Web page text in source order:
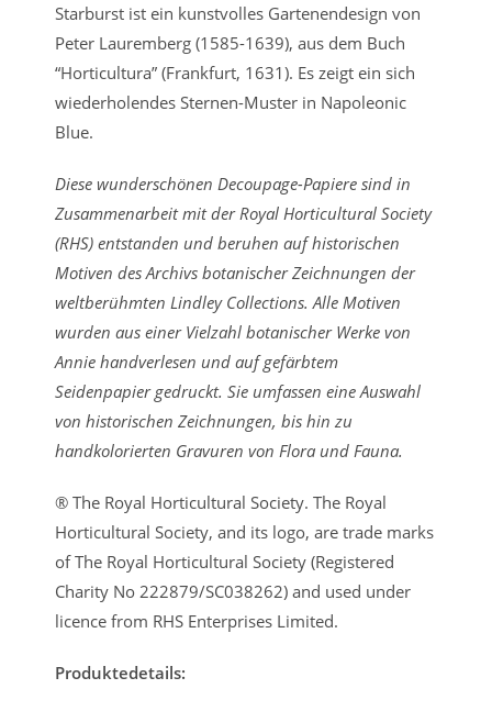
Starburst ist ein kunstvolles Gartenendesign von
Peter Lauremberg (1585-1639), aus dem Buch
“Horticultura” (Frankfurt, 1631). Es zeigt ein sich
wiederholendes Sternen-Muster in Napoleonic
Blue.
Diese wunderschönen Decoupage-Papiere sind in
Zusammenarbeit mit der Royal Horticultural Society
(RHS) entstanden und beruhen auf historischen
Motiven des Archivs botanischer Zeichnungen der
weltberühmten Lindley Collections. Alle Motiven
wurden aus einer Vielzahl botanischer Werke von
Annie handverlesen und auf gefärbtem
Seidenpapier gedruckt. Sie umfassen eine Auswahl
von historischen Zeichnungen, bis hin zu
handkolorierten Gravuren von Flora und Fauna.
® The Royal Horticultural Society. The Royal
Horticultural Society, and its logo, are trade marks
of The Royal Horticultural Society (Registered
Charity No 222879/SC038262) and used under
licence from RHS Enterprises Limited.
Produktedetails: